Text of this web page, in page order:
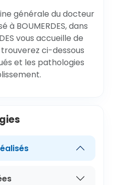
générale du docteur
à BOUMERDES, dans
vous accueille de
trouverez ci-dessous
et les pathologies